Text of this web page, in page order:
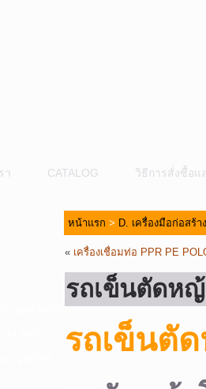
า CATALOG วิธีการสั่งซื้อแ
มืออุตสาหกรรม
หน้าแรก > D. เครื่องมือก่อสร้
« เครื่องเชื่อมท่อ PPR PE
รถเข็นตัดห
รถเข็นตั